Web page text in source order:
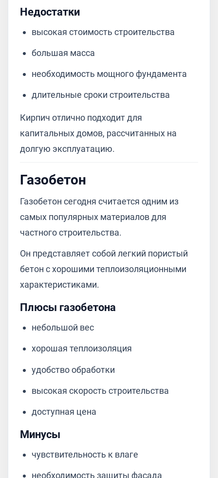
Недостатки
высокая стоимость строительства
большая масса
необходимость мощного фундамента
длительные сроки строительства
Кирпич отлично подходит для
капитальных домов, рассчитанных на
долгую эксплуатацию.
Газобетон
Газобетон сегодня считается одним из
самых популярных материалов для
частного строительства.
Он представляет собой легкий пористый
бетон с хорошими теплоизоляционными
характеристиками.
Плюсы газобетона
небольшой вес
хорошая теплоизоляция
удобство обработки
высокая скорость строительства
доступная цена
Минусы
чувствительность к влаге
необходимость защиты фасада